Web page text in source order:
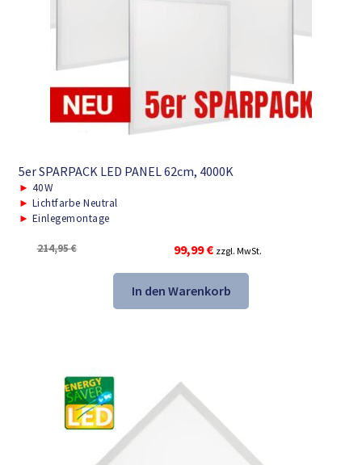
5er SPARPACK LED PANEL 62cm, 4000K
► 40W
► Lichtfarbe Neutral
► Einlegemontage
214,95€
Ursprünglicher
Preis
war:
214,95 €
99,99€Aktueller
Preis
ist:
99,99 €.
zzgl. MwSt.
In den Warenkorb